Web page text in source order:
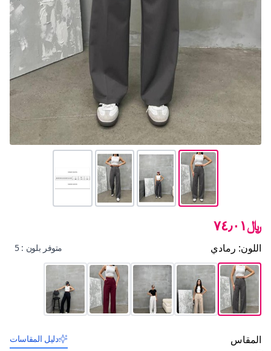
﷼٧٤٫٠١
اللون: رمادي متوفر بلون : 5
المقاس دليل المقاسات